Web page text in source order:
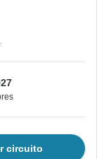
circuito